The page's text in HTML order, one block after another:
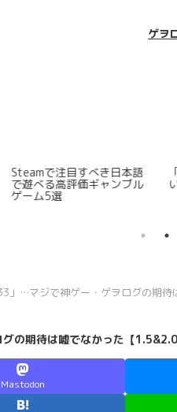
ゲヲ
Steamゲームレビュー
「Witchfire」
」…マジで神ゲー・ゲヲログの期待
期待は嘘でなかった【1.5&2.0
Mastodon